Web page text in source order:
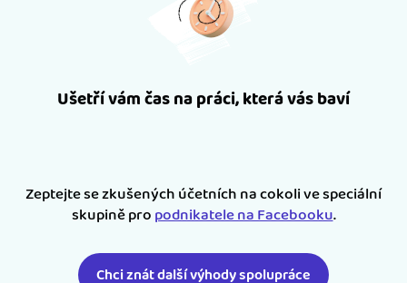
Ušetří vám čas na práci, která vás baví
Zeptejte se zkušených účetních na cokoli ve speciální
skupině propodnikatele na Facebooku.
Chci znát další výhody spolupráce